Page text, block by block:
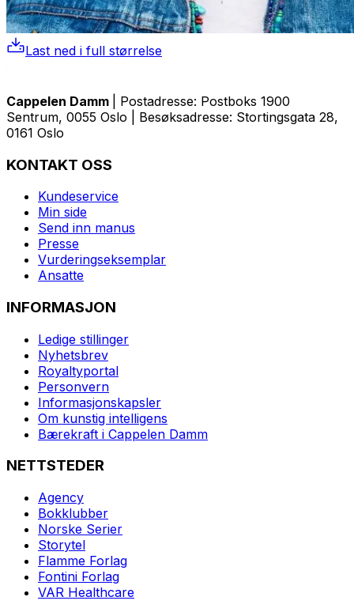
Last ned i full størrelse
Cappelen Damm
| Postadresse: Postboks 1900
Sentrum, 0055 Oslo | Besøksadresse: Stortingsgata 28,
0161 Oslo
KONTAKT OSS
Kundeservice
Min side
Send inn manus
Presse
Vurderingseksemplar
Ansatte
INFORMASJON
Ledige stillinger
Nyhetsbrev
Royaltyportal
Personvern
Informasjonskapsler
Om kunstig intelligens
Bærekraft i Cappelen Damm
NETTSTEDER
Agency
Bokklubber
Norske Serier
Storytel
Flamme Forlag
Fontini Forlag
VAR Healthcare